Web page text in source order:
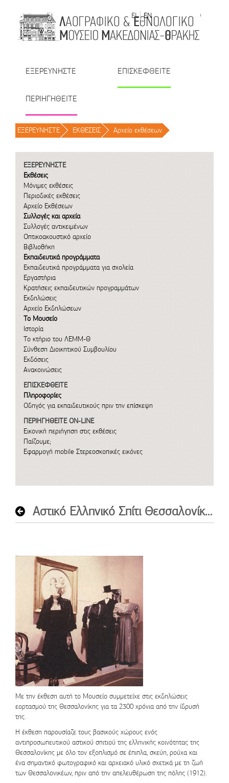
EL
EN | TR | BU | RO
ΕΞΕΡΕΥΝΗΣΤΕ ΕΠΙΣΚΕΦΘΕΙΤΕ
ΠΕΡΙΗΓΗΘΕΙΤΕ
ΕΞΕΡΕΥΝΗΣΤΕ / ΕΚΘΕΣΕΙΣ / Αρχείο εκθέσεων /
ΕΞΕΡΕΥΝΗΣΤΕ
Εκθέσεις
Μόνιμες εκθέσεις
Περιοδικές εκθέσεις
Αρχείο Εκθέσεων
Συλλογές και αρχεία
Συλλογές αντικειμένων
Οπτικοακουστικό αρχείο
Βιβλιοθήκη
Εκπαιδευτικά προγράμματα
Εκπαιδευτικά προγράμματα για σχολεία
Εργαστήρια
Κρατήσεις εκπαιδευτικών προγραμμάτων
Εκδηλώσεις
Αρχείο Εκδηλώσεων
Το Μουσείο
Ιστορία
Το κτήριο του ΛΕΜΜ-Θ
Σύνθεση Διοικητικού Συμβουλίου
Εκδόσεις
Ανακοινώσεις
ΕΠΙΣΚΕΦΘΕΙΤΕ
Πληροφορίες
Οδηγός για εκπαιδευτικούς πριν την επίσκεψη
ΠΕΡΙΗΓΗΘΕΙΤΕ ON-LINE
Εικονική περιήγηση στις εκθέσεις
Παίζουμε;
Εφαρμογή mobile Στερεοσκοπικές εικόνες
Αστικό Ελληνικό Σπίτι Θεσσαλονίκης: 1880 – 1912. 1985
Με την έκθεση αυτή το Μουσείο συμμετείχε στις εκδηλώσεις
εορτασμού της Θεσσαλονίκης για τα 2300 χρόνια από την ίδρυσή
της.
Η έκθεση παρουσίαζε τους βασικούς χώρους ενός
αντιπροσωπευτικού αστικού σπιτιού της ελληνικής κοινότητας της
Θεσσαλονίκης με όλο τον εξοπλισμό σε έπιπλα, σκεύη, ρούχα και
ένα σημαντικό φωτογραφικό και αρχειακό υλικό σχετικά με τη ζωή
των Θεσσαλονικέων, πριν από την απελευθέρωση της πόλης (1912).